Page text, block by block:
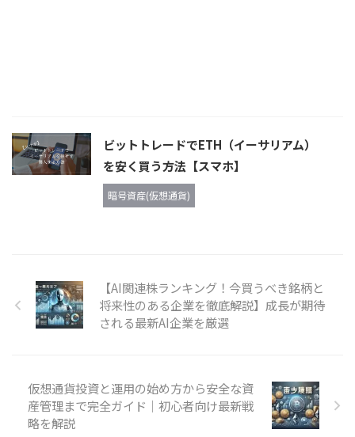
ビットトレードでETH（イーサリアム）
を安く買う方法【スマホ】
暗号資産(仮想通貨)
【AI関連株ランキング！今買うべき銘柄と
将来性のある企業を徹底解説】成長が期待
される最新AI企業を厳選
仮想通貨投資と運用の始め方から安全な資
産管理まで完全ガイド｜初心者向け最新戦
略を解説